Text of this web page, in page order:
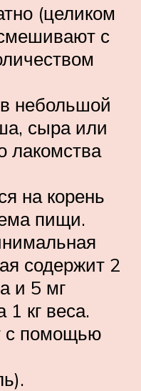
(целиком
с
небольшой
сыра или
лакомства
на корень
пищи.
содержит 2
и 5 мг
1 кг веса.
с помощью